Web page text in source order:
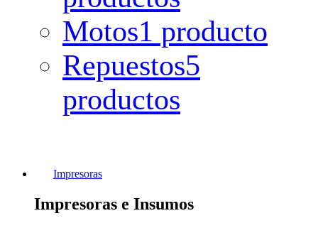
Motos1 producto
Repuestos5
productos
Impresoras
Impresoras e Insumos